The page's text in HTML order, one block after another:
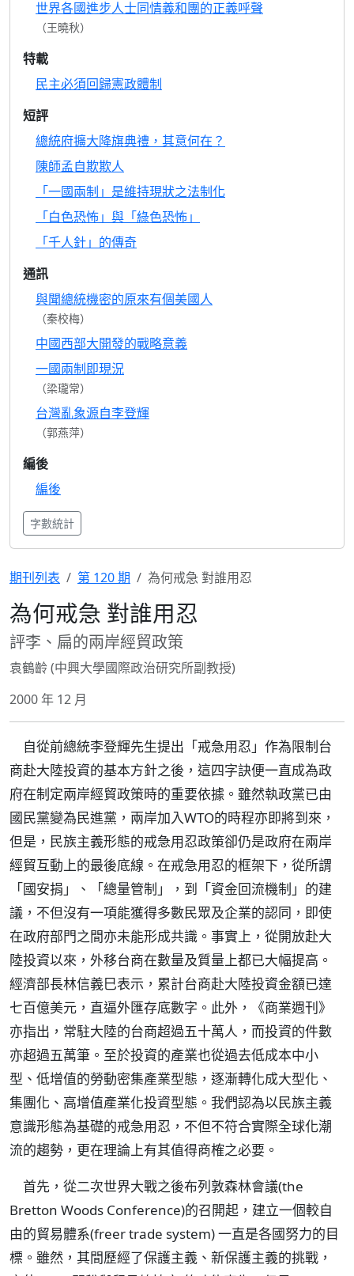
世界各國進步人士同情義和團的正義呼聲
（王曉秋）
特載
民主必須回歸憲政體制
短評
總統府擴大降旗典禮，其意何在？
陳師孟自欺欺人
「一國兩制」是維持現狀之法制化
「白色恐怖」與「綠色恐怖」
「千人針」的傳奇
通訊
與聞總統機密的原來有個美國人
（秦校梅）
中國西部大開發的戰略意義
一國兩制即現況
（梁瓏常）
台灣亂象源自李登輝
（郭燕萍）
編後
編後
字數統計
期刊列表 第 120 期 為何戒急 對誰用忍
為何戒急 對誰用忍
評李、扁的兩岸經貿政策
袁鶴齡 (中興大學國際政治研究所副教授)
2000 年 12 月
自從前總統李登輝先生提出「戒急用忍」作為限制台
商赴大陸投資的基本方針之後，這四字訣便一直成為政
府在制定兩岸經貿政策時的重要依據。雖然執政黨已由
國民黨變為民進黨，兩岸加入WTO的時程亦即將到來，
但是，民族主義形態的戒急用忍政策卻仍是政府在兩岸
經貿互動上的最後底線。在戒急用忍的框架下，從所謂
「國安捐」、「總量管制」，到「資金回流機制」的建
議，不但沒有一項能獲得多數民眾及企業的認同，即使
在政府部門之間亦未能形成共識。事實上，從開放赴大
陸投資以來，外移台商在數量及質量上都已大幅提高。
經濟部長林信義巳表示，累計台商赴大陸投資金額已達
七百億美元，直逼外匯存底數字。此外，《商業週刊》
亦指出，常駐大陸的台商超過五十萬人，而投資的件數
亦超過五萬筆。至於投資的產業也從過去低成本中小
型、低增值的勞動密集產業型態，逐漸轉化成大型化、
集團化、高增值產業化投資型態。我們認為以民族主義
意識形態為基礎的戒急用忍，不但不符合實際全球化潮
流的趨勢，更在理論上有其值得商榷之必要。
首先，從二次世界大戰之後布列敦森林會議(the
Bretton Woods Conference)的召開起，建立一個較自
由的貿易體系(freer trade system) 一直是各國努力的目
標。雖然，其間歷經了保護主義、新保護主義的挑戰，